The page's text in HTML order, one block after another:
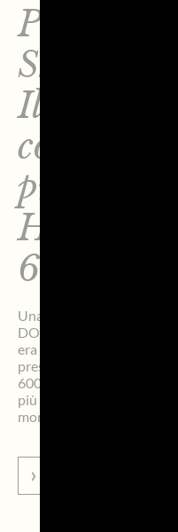
Prosecco
Il Maxi
conquista
Honours
600
Una due giorni da sogno.
DOC Shockwave3 ha
era avvenuta domenica 5
prestigiosa Line Honours
600, diventata in pochi
più affascinanti e
mondiale. Il […]